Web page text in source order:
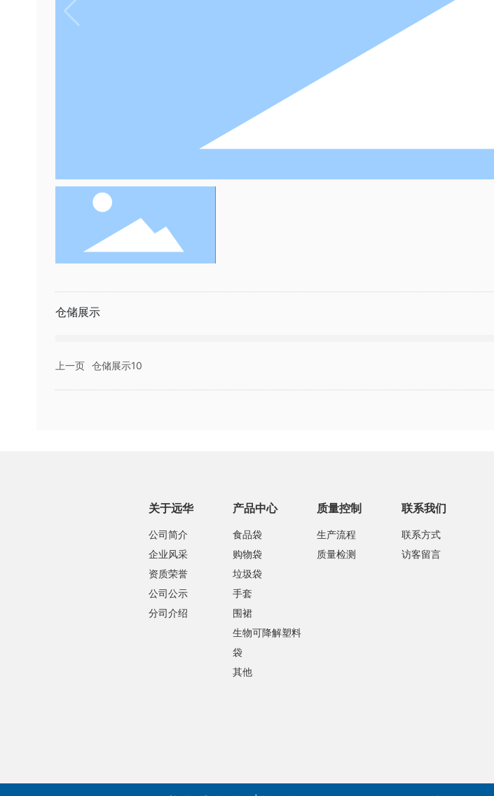
仓储展示
上一页 仓储展示10
关于远华
公司简介
企业风采
资质荣誉
公司公示
分司介绍
产品中心
食品袋
购物袋
垃圾袋
手套
围裙
生物可降解塑料
袋
其他
质量控制
生产流程
质量检测
联系我们
联系方式
访客留言